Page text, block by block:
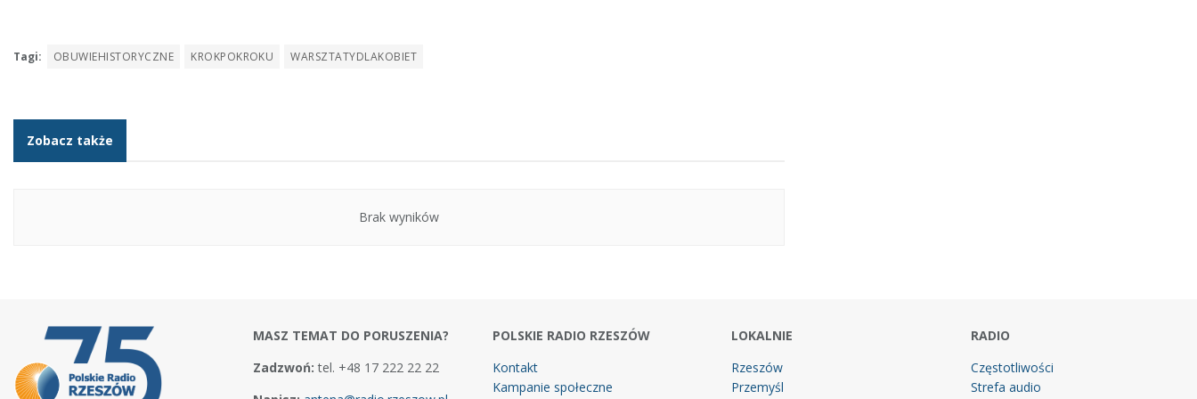
Tagi: OBUWIEHISTORYCZNE KROKPOKROKU WARSZTATYDLAKOBIET
Zobacz także
Brak wyników
MASZ TEMAT DO PORUSZENIA?
Zadzwoń: tel. +48 17 222 22 22
POLSKIE RADIO RZESZÓW
Kontakt
Kampanie społeczne
LOKALNIE
Rzeszów
Przemyśl
RADIO
Częstotliwości
Strefa audio